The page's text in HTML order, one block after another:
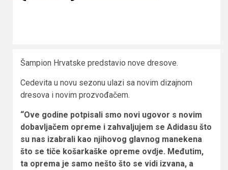
Šampion Hrvatske predstavio nove dresove.
Cedevita u novu sezonu ulazi sa novim dizajnom
dresova i novim prozvođačem.
“Ove godine potpisali smo novi ugovor s novim
dobavljačem opreme i zahvaljujem se Adidasu što
su nas izabrali kao njihovog glavnog manekena
što se tiče košarkaške opreme ovdje. Međutim,
ta oprema je samo nešto što se vidi izvana, a